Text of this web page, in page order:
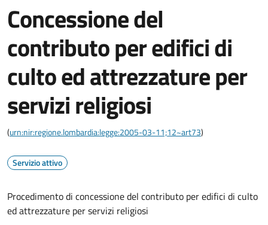
Concessione del
contributo per edifici di
culto ed attrezzature per
servizi religiosi
(urn:nir:regione.lombardia:legge:2005-03-11;12~art73)
Servizio attivo
Procedimento di concessione del contributo per edifici di culto
ed attrezzature per servizi religiosi